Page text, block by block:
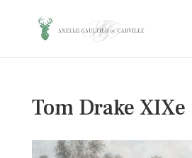
Tom Drake XIXe